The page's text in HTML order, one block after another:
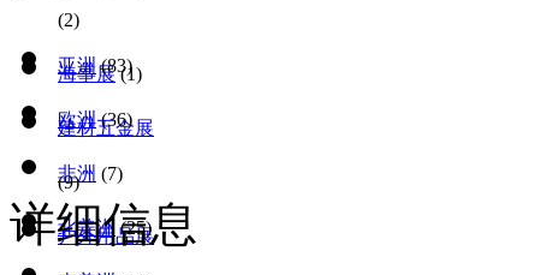
(2)
海事展 (1)
建材五金展
(9)
户外用品展
亚洲 (83)
欧洲 (36)
非洲 (7)
北美洲 (25)
详细信息